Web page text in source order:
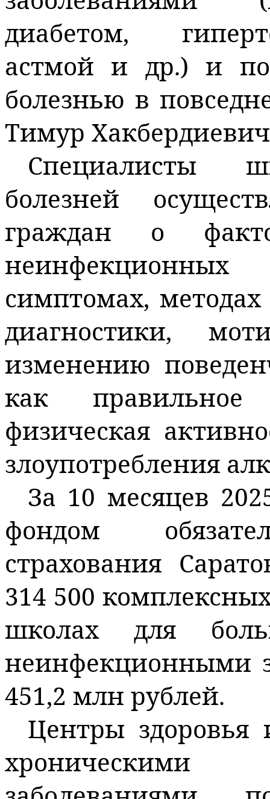
диабетом,
астмой и др.) и
болезнью в
Тимур Хакбердиевич
Специалисты
болезней
граждан о
симптомах,
диагностики,
изменению
как правильное
физическая
злоупотребления
За 10 месяцев
фондом
страхования
314 500
школах для
неинфекционными
451,2 млн рублей.
Центры